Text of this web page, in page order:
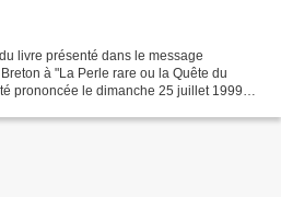
livre présenté dans le message
à "La Perle rare ou la Quête du
prononcée le dimanche 25 juillet 1999